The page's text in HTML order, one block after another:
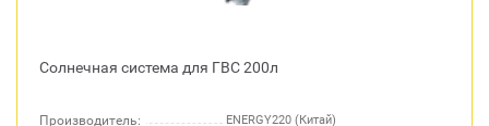
Солнечная система для ГВС 200л
Производитель: ENERGY220 (Китай)